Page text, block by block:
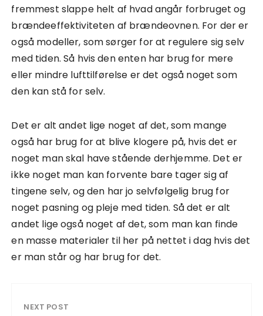
fremmest slappe helt af hvad angår forbruget og
brændeeffektiviteten af brændeovnen. For der er
også modeller, som sørger for at regulere sig selv
med tiden. Så hvis den enten har brug for mere
eller mindre lufttilførelse er det også noget som
den kan stå for selv.
Det er alt andet lige noget af det, som mange
også har brug for at blive klogere på, hvis det er
noget man skal have stående derhjemme. Det er
ikke noget man kan forvente bare tager sig af
tingene selv, og den har jo selvfølgelig brug for
noget pasning og pleje med tiden. Så det er alt
andet lige også noget af det, som man kan finde
en masse materialer til her på nettet i dag hvis det
er man står og har brug for det.
NEXT POST